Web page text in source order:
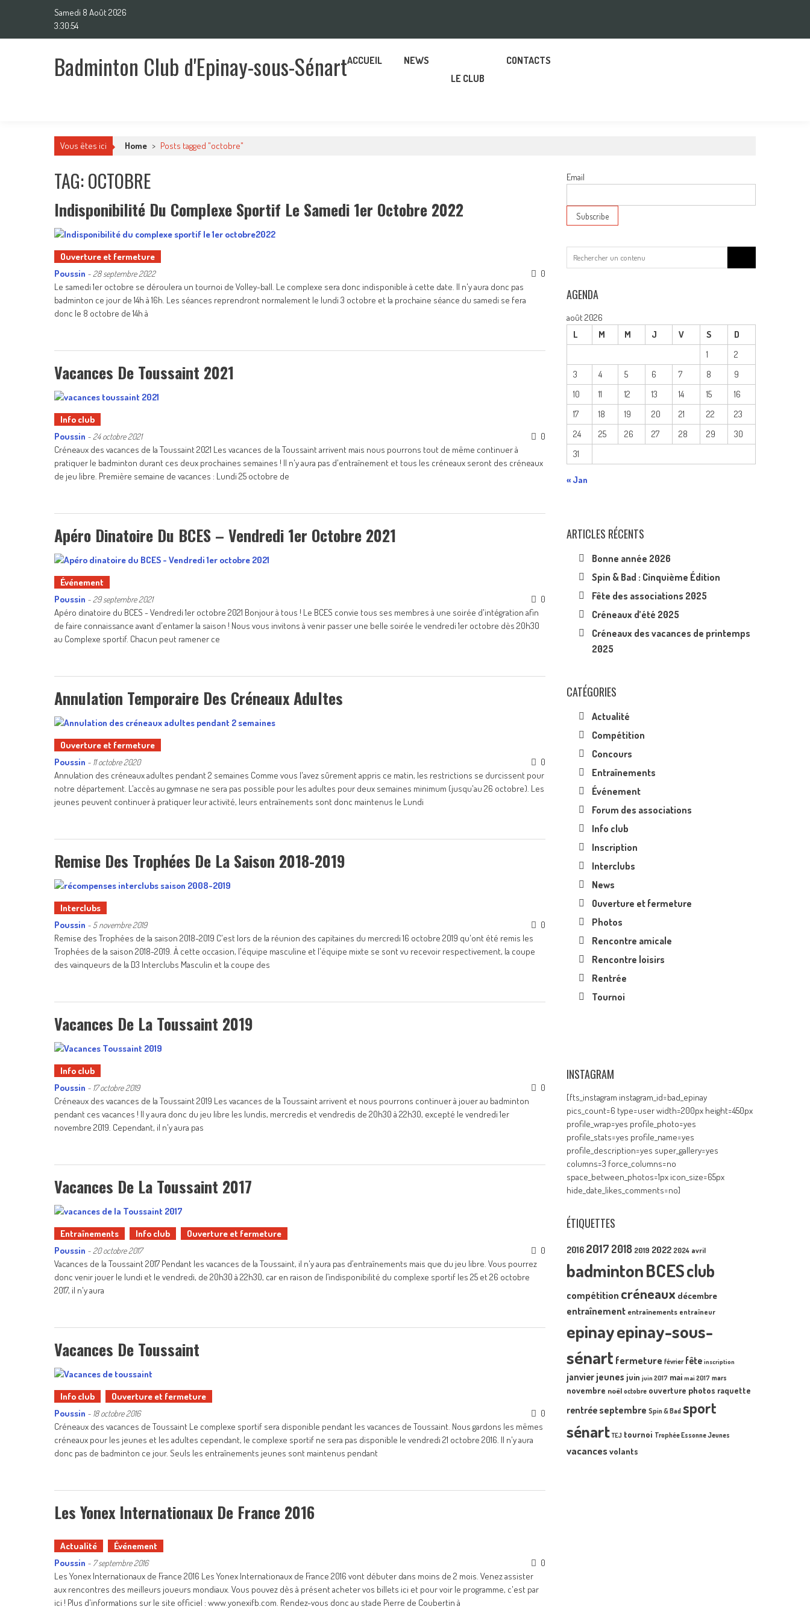
Samedi 8 Août 2026
3:30:54
Badminton Club d'Epinay-sous-SénartACCUEIL
NEWS
LE CLUB
CONTACTS
Vous êtes ici Home > Posts tagged "octobre"
TAG: OCTOBRE
Indisponibilité Du Complexe Sportif Le Samedi 1er Octobre 2022
Ouverture et fermeture
Poussin - 28 septembre 2022
0
Le samedi 1er octobre se déroulera un tournoi de Volley-ball. Le complexe sera donc indisponible à cette date. Il n'y aura donc pas
badminton ce jour de 14h à 16h. Les séances reprendront normalement le lundi 3 octobre et la prochaine séance du samedi se fera
donc le 8 octobre de 14h à
Vacances De Toussaint 2021
Info club
Poussin - 24 octobre 2021
0
Créneaux des vacances de la Toussaint 2021 Les vacances de la Toussaint arrivent mais nous pourrons tout de même continuer à
pratiquer le badminton durant ces deux prochaines semaines ! Il n'y aura pas d'entraînement et tous les créneaux seront des créneaux
de jeu libre. Première semaine de vacances : Lundi 25 octobre de
Apéro Dinatoire Du BCES – Vendredi 1er Octobre 2021
Événement
Poussin - 29 septembre 2021
0
Apéro dinatoire du BCES - Vendredi 1er octobre 2021 Bonjour à tous ! Le BCES convie tous ses membres à une soirée d'intégration afin
de faire connaissance avant d'entamer la saison ! Nous vous invitons à venir passer une belle soirée le vendredi 1er octobre dès 20h30
au Complexe sportif. Chacun peut ramener ce
Annulation Temporaire Des Créneaux Adultes
Ouverture et fermeture
Poussin - 11 octobre 2020
0
Annulation des créneaux adultes pendant 2 semaines Comme vous l'avez sûrement appris ce matin, les restrictions se durcissent pour
notre département. L'accès au gymnase ne sera pas possible pour les adultes pour deux semaines minimum (jusqu'au 26 octobre). Les
jeunes peuvent continuer à pratiquer leur activité, leurs entraînements sont donc maintenus le Lundi
Remise Des Trophées De La Saison 2018-2019
Interclubs
Poussin - 5 novembre 2019
0
Remise des Trophées de la saison 2018-2019 C'est lors de la réunion des capitaines du mercredi 16 octobre 2019 qu'ont été remis les
Trophées de la saison 2018-2019. À cette occasion, l'équipe masculine et l'équipe mixte se sont vu recevoir respectivement, la coupe
des vainqueurs de la D3 Interclubs Masculin et la coupe des
Vacances De La Toussaint 2019
Info club
Poussin - 17 octobre 2019
0
Créneaux des vacances de la Toussaint 2019 Les vacances de la Toussaint arrivent et nous pourrons continuer à jouer au badminton
pendant ces vacances ! Il y aura donc du jeu libre les lundis, mercredis et vendredis de 20h30 à 22h30, excepté le vendredi 1er
novembre 2019. Cependant, il n'y aura pas
Vacances De La Toussaint 2017
Entraînements Info club
Ouverture et fermeture
Poussin - 20 octobre 2017
0
Vacances de la Toussaint 2017 Pendant les vacances de la Toussaint, il n'y aura pas d’entraînements mais que du jeu libre. Vous pourrez
donc venir jouer le lundi et le vendredi, de 20h30 à 22h30, car en raison de l’indisponibilité du complexe sportif les 25 et 26 octobre
2017, il n'y aura
Vacances De Toussaint
Info club
Ouverture et fermeture
Poussin - 18 octobre 2016
0
Créneaux des vacances de Toussaint Le complexe sportif sera disponible pendant les vacances de Toussaint. Nous gardons les mêmes
créneaux pour les jeunes et les adultes cependant, le complexe sportif ne sera pas disponible le vendredi 21 octobre 2016. Il n'y aura
donc pas de badminton ce jour. Seuls les entraînements jeunes sont maintenus pendant
Les Yonex Internationaux De France 2016
Actualité
Événement
Poussin - 7 septembre 2016
0
Les Yonex Internationaux de France 2016 Les Yonex Internationaux de France 2016 vont débuter dans moins de 2 mois. Venez assister
aux rencontres des meilleurs joueurs mondiaux. Vous pouvez dès à présent acheter vos billets ici et pour voir le programme, c'est par
ici ! Plus d'informations sur le site officiel : www.yonexifb.com. Rendez-vous donc au stade Pierre de Coubertin à
Email
for:
AGENDA
août 2026
L
M M J V S
D
1
2
3
4 5 6 7 8
9
10
11 12 13 14 15
16
17
18 19 20 21 22
23
24
25 26 27 28 29
30
31
« Jan
ARTICLES RÉCENTS
Bonne année 2026
Spin & Bad : Cinquième Édition
Fête des associations 2025
Créneaux d’été 2025
Créneaux des vacances de printemps
2025
CATÉGORIES
Actualité
Compétition
Concours
Entraînements
Événement
Forum des associations
Info club
Inscription
Interclubs
News
Ouverture et fermeture
Photos
Rencontre amicale
Rencontre loisirs
Rentrée
Tournoi
INSTAGRAM
[fts_instagram instagram_id=bad_epinay
pics_count=6 type=user width=200px height=450px
profile_wrap=yes profile_photo=yes
profile_stats=yes profile_name=yes
profile_description=yes super_gallery=yes
columns=3 force_columns=no
space_between_photos=1px icon_size=65px
hide_date_likes_comments=no]
ÉTIQUETTES
2016 2017 2018 2019 2022 2024 avril
badmintonBCESclub
compétition créneaux décembre
entraînement entraînements entraîneur
epinayepinay-sous-
sénart fermeture février fête inscription
janvier jeunes juin juin 2017 mai mai 2017 mars
novembre noël octobre ouverture photos raquette
rentrée septembre Spin & Bad sport
sénart TEJ tournoi Trophée Essonne Jeunes
vacancesvolants